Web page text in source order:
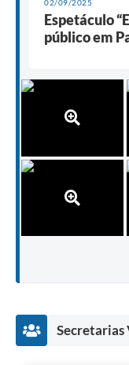
02/09/2025
Espetáculo
público em
Secretarias